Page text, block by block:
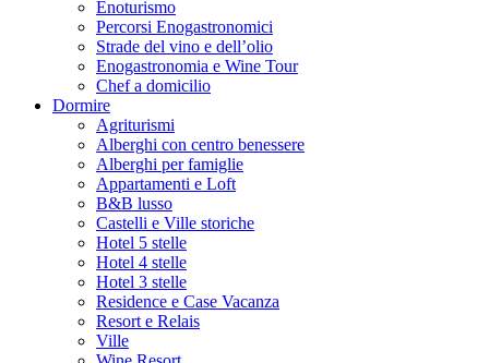
Enoturismo
Percorsi Enogastronomici
Strade del vino e dell’olio
Enogastronomia e Wine Tour
Chef a domicilio
Dormire
Agriturismi
Alberghi con centro benessere
Alberghi per famiglie
Appartamenti e Loft
B&B lusso
Castelli e Ville storiche
Hotel 5 stelle
Hotel 4 stelle
Hotel 3 stelle
Residence e Case Vacanza
Resort e Relais
Ville